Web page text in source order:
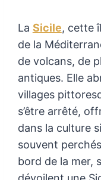
La Sicile, cette
de la
de volcans, de
antiques. Elle
villages
s’être arrêté,
dans la culture
souvent
bord de la mer,